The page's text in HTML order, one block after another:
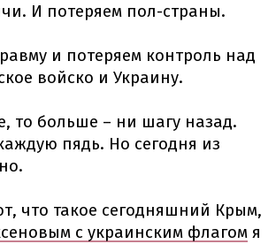
И потеряем пол-страны.
и потеряем контроль над
войско и Украину.
то больше – ни шагу назад.
пядь. Но сегодня из
что такое сегодняшний Крым,
с украинским флагом я